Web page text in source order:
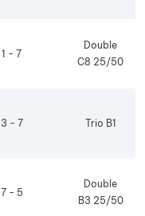
1 - 7
Double
C8 25/50
3 - 7 Trio B1
7 - 5
Double
B3 25/50